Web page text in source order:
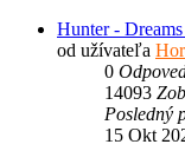
Hunter -
od užívateľa
0
14093
Posledný
15 Okt